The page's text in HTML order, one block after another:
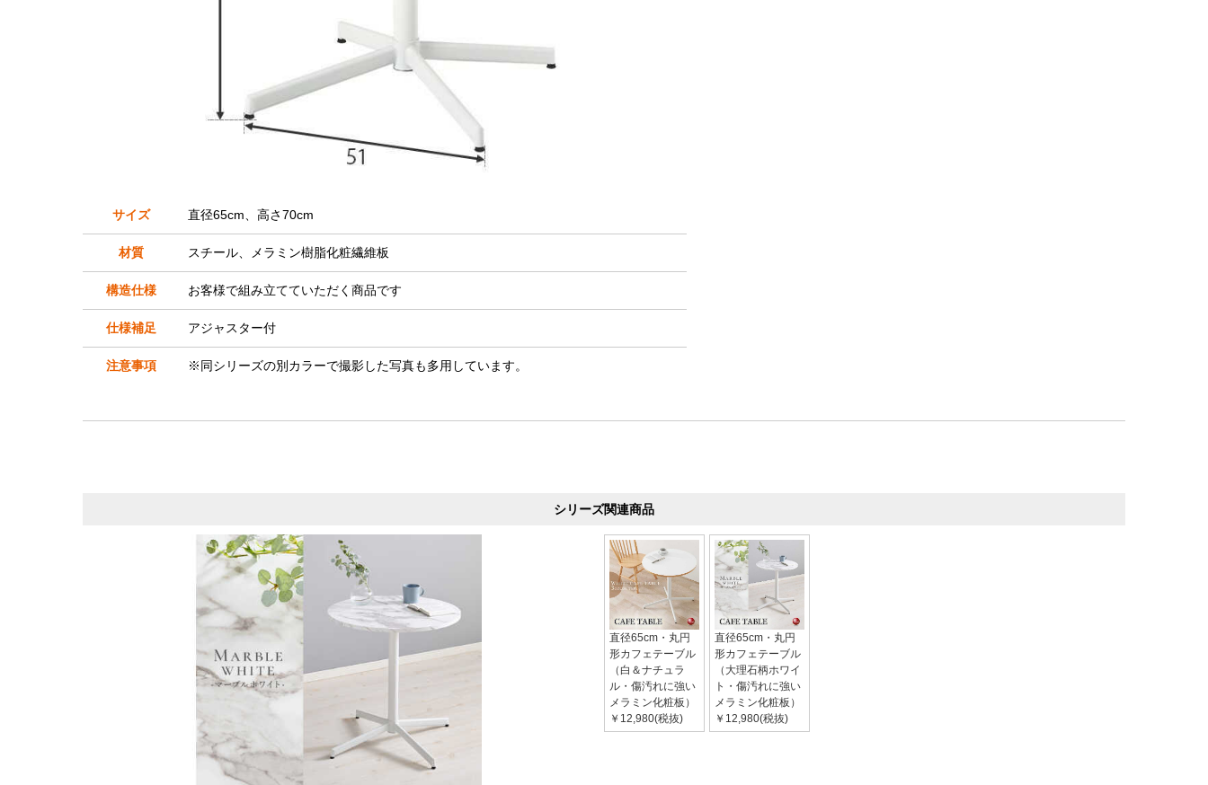
サイズ 直径65cm、高さ70cm
材質 スチール、メラミン樹脂化粧繊維板
構造仕様 お客様で組み立てていただく商品です
仕様補足 アジャスター付
注意事項 ※同シリーズの別カラーで撮影した写真も多用しています。
シリーズ関連商品
直径65cm・丸円
形カフェテーブル
（白＆ナチュラ
ル・傷汚れに強い
メラミン化粧板）
￥12,980(税抜)
直径65cm・丸円
形カフェテーブル
（大理石柄ホワイ
ト・傷汚れに強い
メラミン化粧板）
￥12,980(税抜)